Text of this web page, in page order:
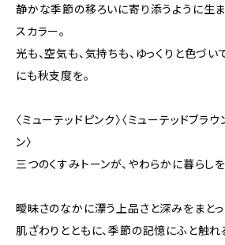
静かな季節の移ろいに寄り添うように生
スカラー。
光も、空気も、気持ちも、ゆっくりと色づ
にも秋支度を。
〈ミューテッドピンク〉〈ミューテッドブラウ
ン〉
三つのくすみトーンが、やわらかに暮らし
曖昧さのなかに漂う上品さと深みをまとっ
肌ざわりとともに、季節の記憶にふと触